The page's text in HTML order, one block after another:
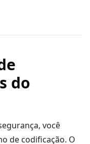
do
você
de codificação. O